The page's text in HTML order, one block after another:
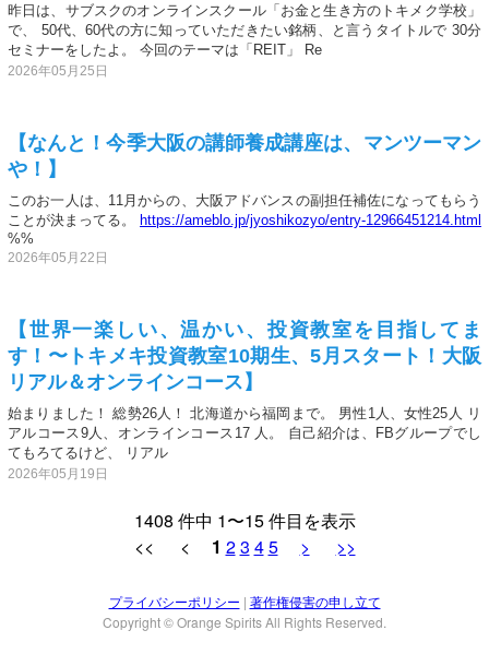
昨日は、サブスクのオンラインスクール「お金と生き方のトキメク学校」
で、 50代、60代の方に知っていただきたい銘柄、と言うタイトルで 30分
セミナーをしたよ。 今回のテーマは「REIT」 Re
2026年05月25日
【なんと！今季大阪の講師養成講座は、マンツーマン
や！】
このお一人は、11月からの、大阪アドバンスの副担任補佐になってもらう
ことが決まってる。
https://ameblo.jp/jyoshikozyo/entry-12966451214.html
%%
2026年05月22日
【世界一楽しい、温かい、投資教室を目指してま
す！〜トキメキ投資教室10期生、5月スタート！大阪
リアル＆オンラインコース】
始まりました！ 総勢26人！ 北海道から福岡まで。 男性1人、女性25人 リ
アルコース9人、オンラインコース17 人。 自己紹介は、FBグループでし
てもろてるけど、 リアル
2026年05月19日
1408 件中 1〜15 件目を表示
<< < 1 23 45 > >>
プライバシーポリシー | 著作権侵害の申し立て
Copyright © Orange Spirits All Rights Reserved.